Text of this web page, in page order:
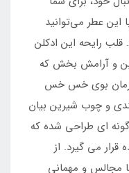
این عطر می‌توانید
رایحه این ادکلن
و آرامش بخش که
زمان بوی خس خس
و چوب شیرین بیان
ای طراحی شده که
قرار می گیرد. از
مجالس و مهمانی